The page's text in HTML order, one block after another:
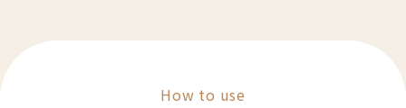
だトースターで焼いたからじゃない
然に入ってくるような、飾りすぎて
How to use